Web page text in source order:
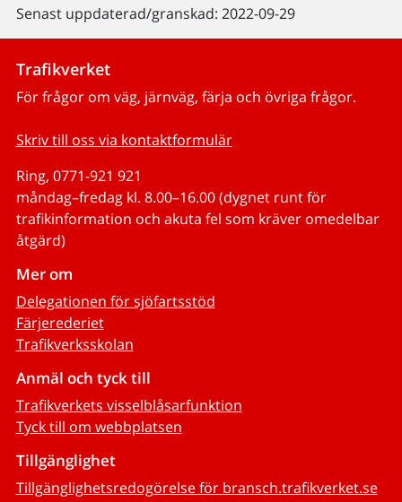
Senast uppdaterad/granskad: 2022-09-29
Trafikverket
För frågor om väg, järnväg, färja och övriga frågor.
Skriv till oss via kontaktformulär
Ring, 0771-921 921
måndag–fredag kl. 8.00–16.00 (dygnet runt för
trafikinformation och akuta fel som kräver omedelbar
åtgärd)
Mer om
Delegationen för sjöfartsstöd
Färjerederiet
Trafikverksskolan
Anmäl och tyck till
Trafikverkets visselblåsarfunktion
Tyck till om webbplatsen
Tillgänglighet
Tillgänglighetsredogörelse för bransch.trafikverket.se